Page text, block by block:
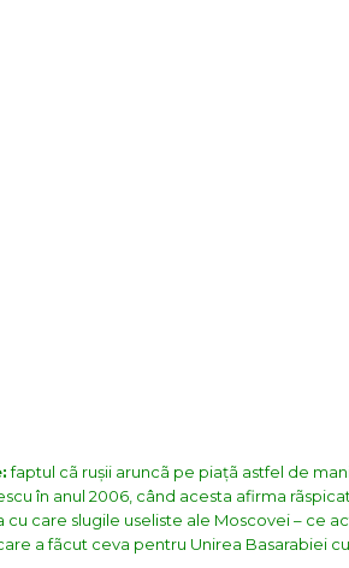
faptul cã rușii aruncã pe piațã astfel de
în anul 2006, când acesta afirma
cu care slugile useliste ale Moscovei – ce
a fãcut ceva pentru Unirea Basarabiei